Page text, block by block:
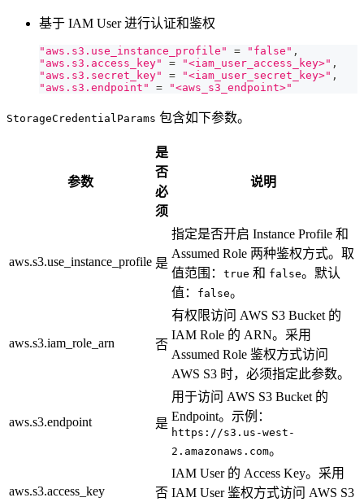
基于 IAM User 进行认证和鉴权
"aws.s3.use_instance_profile" = "false" ,
"aws.s3.access_key"
= "<iam_user_access_key>" ,
"aws.s3.secret_key"
= "<iam_user_secret_key>" ,
"aws.s3.endpoint"
= "<aws_s3_endpoint>"
StorageCredentialParams 包含如下参数。
参数
是
否
必
须
说明
aws.s3.use_instance_profile 是
指定是否开启 Instance Profile 和
Assumed Role 两种鉴权方式。取
值范围： true 和 false。默认
值：
false。
aws.s3.iam_role_arn 否
有权限访问 AWS S3 Bucket 的
IAM Role 的 ARN。采用
Assumed Role 鉴权方式访问
AWS S3 时，必须指定此参数。
aws.s3.endpoint 是
用于访问 AWS S3 Bucket 的
Endpoint。示例：
https://s3.us-west-
2.amazonaws.com。
aws.s3.access_key 否
IAM User 的 Access Key。采用
IAM User 鉴权方式访问 AWS S3